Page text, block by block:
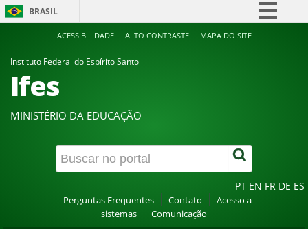
BRASIL
Simplifique!
Canais
ACESSIBILIDADE ALTO CONTRASTE MAPA DO SITE
Instituto Federal do Espírito Santo
Ifes
MINISTÉRIO DA EDUCAÇÃO
PT EN FR DE ES
Perguntas Frequentes Contato
Acesso a
sistemas
Comunicação